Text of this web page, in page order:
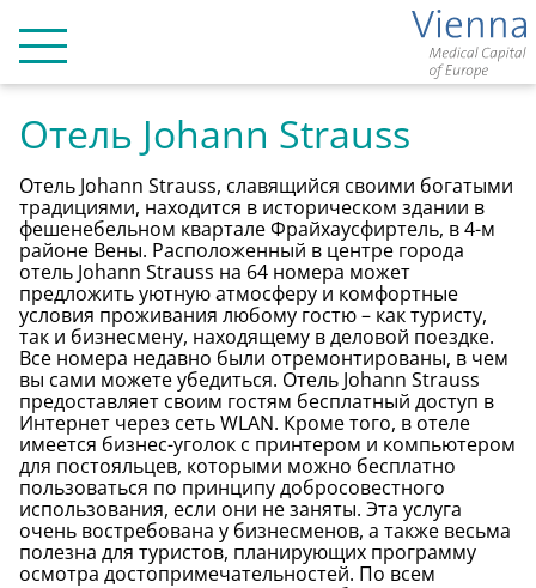
Главная
ЧАСТНЫЕ КЛИНИКИ
ОТЕЛИ В ВЕНЕ
Контакт
Deutsch
English
Русский
Отель Johann Strauss
Отель Johann Strauss, славящийся своими богатыми
традициями, находится в историческом здании в
фешенебельном квартале Фрайхаусфиртель, в 4-м
районе Вены. Расположенный в центре города
отель Johann Strauss на 64 номера может
предложить уютную атмосферу и комфортные
условия проживания любому гостю – как туристу,
так и бизнесмену, находящему в деловой поездке.
Все номера недавно были отремонтированы, в чем
вы сами можете убедиться. Отель Johann Strauss
предоставляет своим гостям бесплатный доступ в
Интернет через сеть WLAN. Кроме того, в отеле
имеется бизнес-уголок с принтером и компьютером
для постояльцев, которыми можно бесплатно
пользоваться по принципу добросовестного
использования, если они не заняты. Эта услуга
очень востребована у бизнесменов, а также весьма
полезна для туристов, планирующих программу
осмотра достопримечательностей. По всем